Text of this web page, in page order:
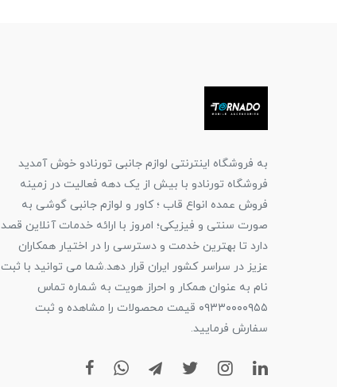
به فروشگاه اینترنتی لوازم جانبی تورنادو خوش آمدید
فروشگاه تورنادو با بیش از یک دهه فعالیت در زمینه
فروش عمده انواع قاب ؛ کاور و لوازم جانبی گوشی به
صورت سنتی و فیزیکی؛ امروز با ارائه خدمات آنلاین قصد
دارد تا بهترین خدمت و دسترسی را در اختیار همکاران
عزیز در سراسر کشور ایران قرار دهد.شما می توانید با ثبت
نام به عنوان همکار و احراز هویت به شماره تماس
۰۹۳۳۰۰۰۰۹۵۵ قیمت محصولات را مشاهده و ثبت
سفارش فرمایید.